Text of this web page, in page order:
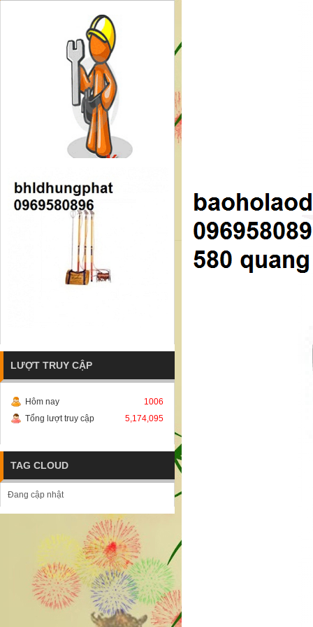
LƯỢT TRUY CẬP
Hôm nay
1006
Tổng lượt truy cập
5,174,095
TAG CLOUD
Đang cập nhật